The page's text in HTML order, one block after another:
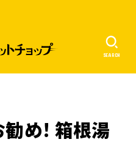
SEARCH
め! 箱根湯